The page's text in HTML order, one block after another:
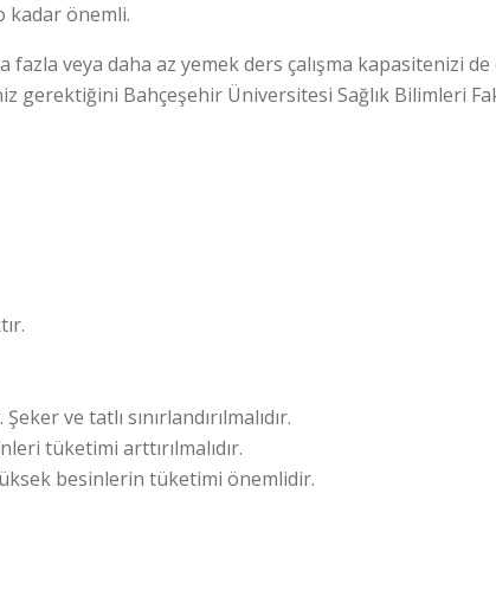
kadar önemli.
fazla veya daha az yemek ders çalışma kapasitenizi
gerektiğini Bahçeşehir Üniversitesi Sağlık Bilimleri
ve tatlı sınırlandırılmalıdır.
tüketimi arttırılmalıdır.
besinlerin tüketimi önemlidir.